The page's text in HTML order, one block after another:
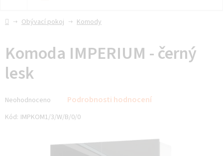
DomůObývací pokoj Komody
Komoda IMPERIUM - černý
lesk
hodnocení
produktu
Neohodnoceno Podrobnosti hodnocení
Kód: IMPKOM1/3/W/B/0/0